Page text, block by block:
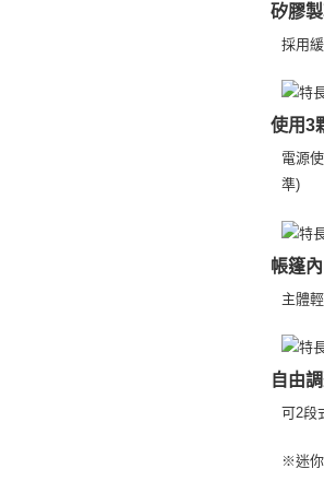
矽膠
採用
使用3
電源
準)
帳篷
主體
自由
可2段
※迷你